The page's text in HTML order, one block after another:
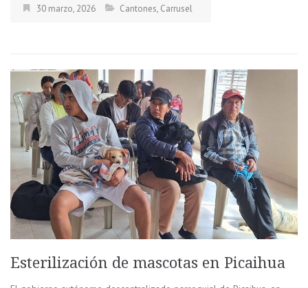
30 marzo, 2026 Cantones, Carrusel
Esterilización de mascotas en Picaihua